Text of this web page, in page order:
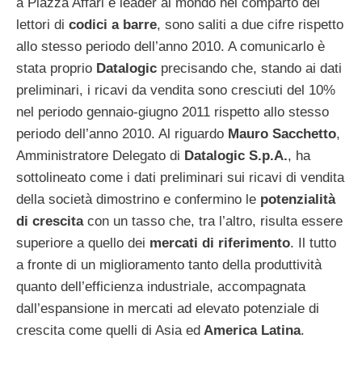
lettori di codici a barre, sono saliti a due cifre rispetto
allo stesso periodo dell’anno 2010. A comunicarlo è
stata proprio Datalogic precisando che, stando ai dati
preliminari, i ricavi da vendita sono cresciuti del 10%
nel periodo gennaio-giugno 2011 rispetto allo stesso
periodo dell’anno 2010. Al riguardo Mauro Sacchetto,
Amministratore Delegato di Datalogic S.p.A., ha
sottolineato come i dati preliminari sui ricavi di vendita
della società dimostrino e confermino le potenzialità
di crescitacon un tasso che, tra l’altro, risulta essere
superiore a quello dei mercati di riferimento. Il tutto
a fronte di un miglioramento tanto della produttività
quanto dell’efficienza industriale, accompagnata
dall’espansione in mercati ad elevato potenziale di
crescita come quelli di Asia ed America Latina.